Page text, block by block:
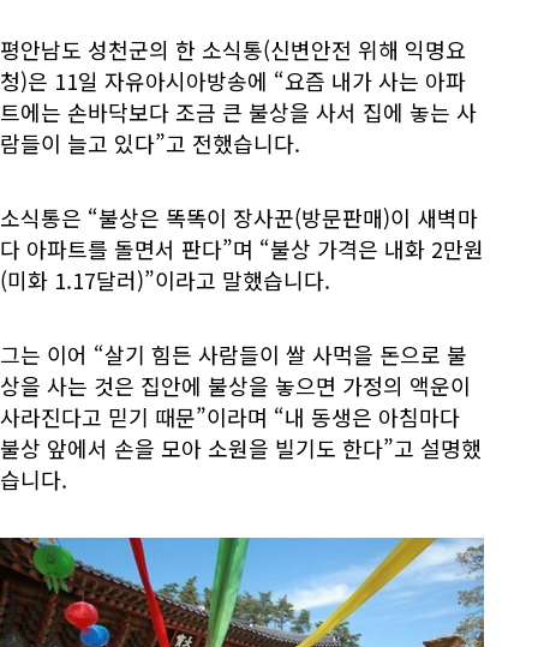
평안남도 성천군의 한 소식통(신변안전 위해 익명요
청)은 11일 자유아시아방송에 “요즘 내가 사는 아파
트에는 손바닥보다 조금 큰 불상을 사서 집에 놓는 사
람들이 늘고 있다”고 전했습니다.
소식통은 “불상은 똑똑이 장사꾼(방문판매)이 새벽마
다 아파트를 돌면서 판다”며 “불상 가격은 내화 2만원
(미화 1.17달러)”이라고 말했습니다.
그는 이어 “살기 힘든 사람들이 쌀 사먹을 돈으로 불
상을 사는 것은 집안에 불상을 놓으면 가정의 액운이
사라진다고 믿기 때문”이라며 “내 동생은 아침마다
불상 앞에서 손을 모아 소원을 빌기도 한다”고 설명했
습니다.